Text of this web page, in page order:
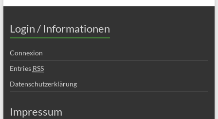
Login / Informationen
Connexion
Entries RSS
Datenschutzerklärung
Impressum